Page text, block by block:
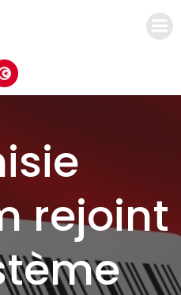
rejoint